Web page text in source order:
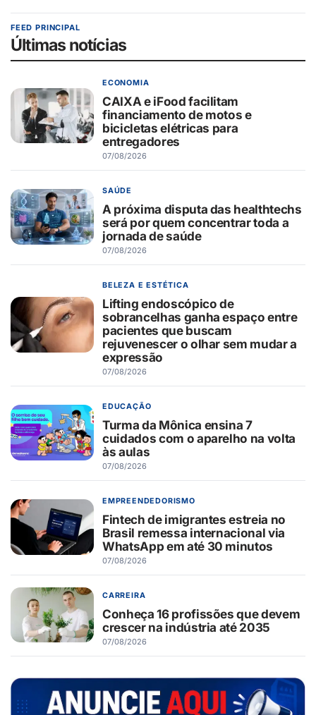
FEED PRINCIPAL
Últimas notícias
ECONOMIA
CAIXA e iFood facilitam
financiamento de motos e
bicicletas elétricas para
entregadores
07/08/2026
SAÚDE
A próxima disputa das healthtechs
será por quem concentrar toda a
jornada de saúde
07/08/2026
BELEZA E ESTÉTICA
Lifting endoscópico de
sobrancelhas ganha espaço entre
pacientes que buscam
rejuvenescer o olhar sem mudar a
expressão
07/08/2026
EDUCAÇÃO
Turma da Mônica ensina 7
cuidados com o aparelho na volta
às aulas
07/08/2026
EMPREENDEDORISMO
Fintech de imigrantes estreia no
Brasil remessa internacional via
WhatsApp em até 30 minutos
07/08/2026
CARREIRA
Conheça 16 profissões que devem
crescer na indústria até 2035
07/08/2026